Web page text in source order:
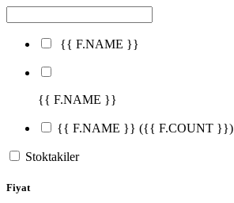
{{ F.NAME }}
{{ F.NAME }}
{{ F.NAME }} ({{ F.COUNT }})
Stoktakiler
Fiyat